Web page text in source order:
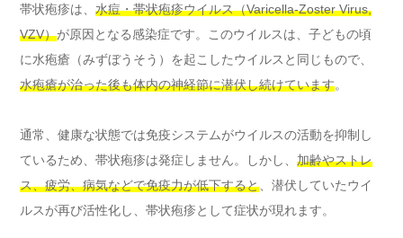
帯状疱疹は、 水痘・帯状疱疹ウイルス（Varicella-Zoster Virus,
VZV）が原因となる感染症です。このウイルスは、子どもの頃
に水疱瘡（みずぼうそう）を起こしたウイルスと同じもので、
水疱瘡が治った後も体内の神経節に潜伏し続けています。
通常、健康な状態では免疫システムがウイルスの活動を抑制し
ているため、帯状疱疹は発症しません。しかし、 加齢やストレ
ス、疲労、病気などで免疫力が低下すると 、潜伏していたウイ
ルスが再び活性化し、帯状疱疹として症状が現れます。